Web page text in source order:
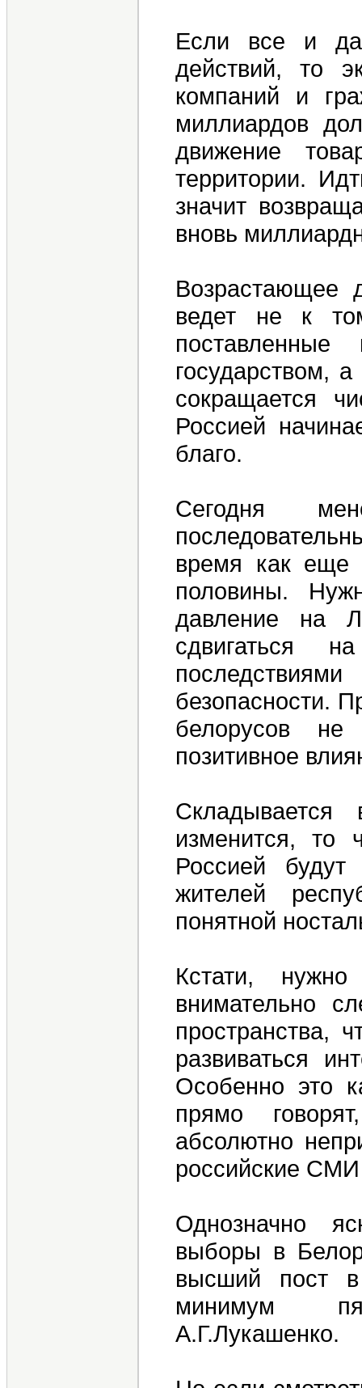
Если все и
действий, то
компаний и
миллиардов
движение
территории.
значит
вновь
Возрастающее
ведет не к
государством,
сокращается
Россией
благо.
Сегодня
время как еще
половины.
давление на
сдвигаться
безопасности.
белорусов
позитивное
Складывается
изменится, то
Россией
жителей
понятной
Кстати,
внимательно
пространства,
развиваться
Особенно это
прямо
абсолютно
российские СМИ
Однозначно
выборы в
высший пост в
минимум
А.Г.Лукашенко.